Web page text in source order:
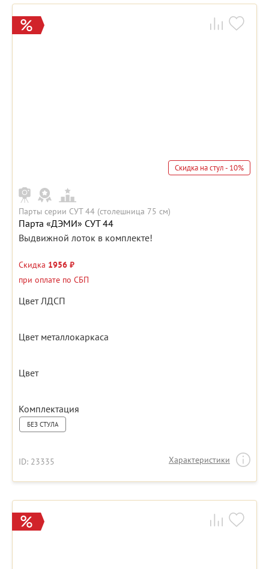
Скидка на стул - 10%
Парты серии СУТ 44 (столешница 75 см)
Парта «ДЭМИ» СУТ 44
Выдвижной лоток в комплекте!
Скидка 1956 ₽
при оплате по СБП
Цвет ЛДСП
Цвет металлокаркаса
Цвет
Комплектация
БЕЗ СТУЛА
ID: 23335 Характеристики